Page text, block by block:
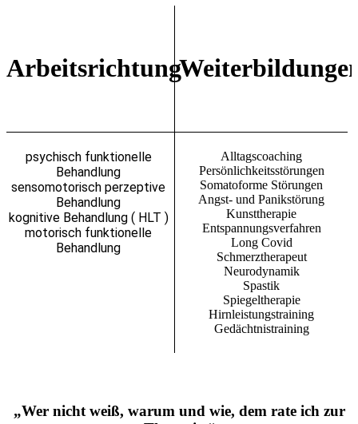
Arbeitsrichtung
psychisch funktionelle
Behandlung
sensomotorisch perzeptive
Behandlung
kognitive Behandlung ( HLT )
motorisch funktionelle
Behandlung
Alltagscoaching
Persönlichkeitsstörungen
Somatoforme Störungen
Angst- und Panikstörung
Kunsttherapie
Entspannungsverfahren
Long Covid
Schmerztherapeut
Neurodynamik
Spastik
Spiegeltherapie
Hirnleistungstraining
Gedächtnistraining
„Wer nicht weiß, warum und wie, dem rate ich zur